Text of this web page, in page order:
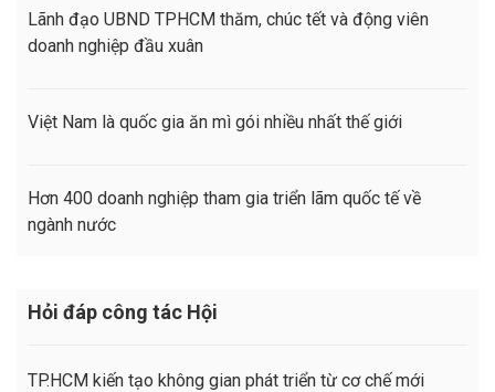
Lãnh đạo UBND TPHCM thăm, chúc tết và động viên
doanh nghiệp đầu xuân
Việt Nam là quốc gia ăn mì gói nhiều nhất thế giới
Hơn 400 doanh nghiệp tham gia triển lãm quốc tế về
ngành nước
Hỏi đáp công tác Hội
TP.HCM kiến tạo không gian phát triển từ cơ chế mới